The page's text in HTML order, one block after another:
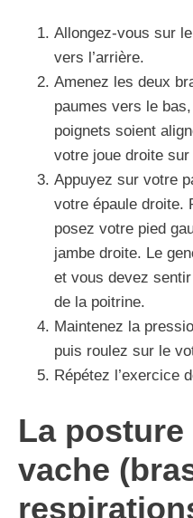
Allongez-vous sur
vers l’arrière.
Amenez les deux
paumes vers le
poignets soient
votre joue droite
Appuyez sur votre
votre épaule droite.
posez votre pied
jambe droite. Le
et vous devez
de la poitrine.
Maintenez la
puis roulez sur le
Répétez l’exercice
La posture
vache